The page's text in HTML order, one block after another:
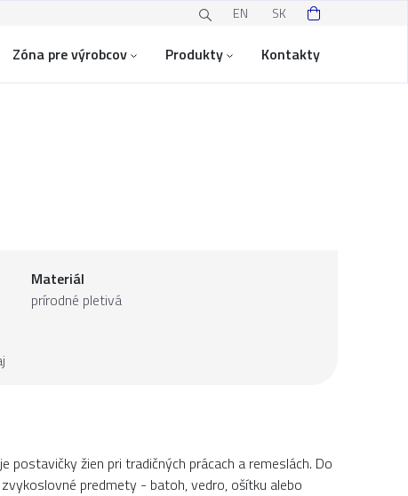
EN SK
Zóna pre výrobcov Produkty Kontakty
Materiál
prírodné pletivá
postavičky žien pri tradičných prácach a remeslách. Do
predmety - batoh, vedro, ošítku alebo